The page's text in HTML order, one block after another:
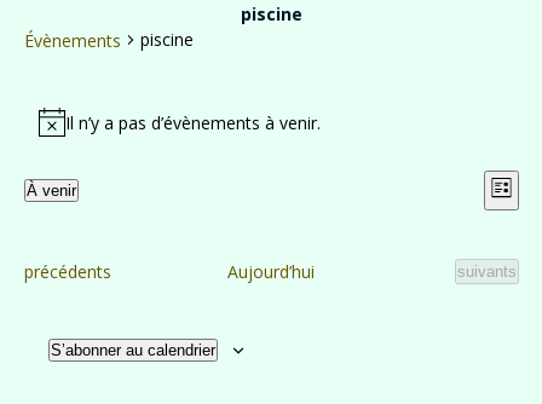
piscine
Évènements
piscine
Évènements
NoticeIl n’y a pas d’évènements à venir.
par
de
Liste
À venir
Évènements
précédents Aujourd’hui suivants
S’abonner au calendrier